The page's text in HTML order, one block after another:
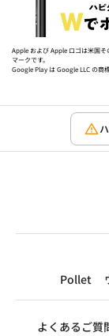
Apple および Apple ロゴは米国
マークです。
Google Play は Google LLC の商標
Pollet
よくあるご質